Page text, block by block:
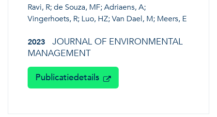
Ravi, R; de Souza, MF; Adriaens, A;
Vingerhoets, R; Luo, HZ; Van Dael, M; Meers, E
2023 JOURNAL OF ENVIRONMENTAL
MANAGEMENT
Publicatiedetails